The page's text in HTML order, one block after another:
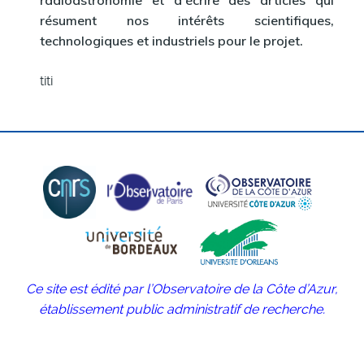
résument nos intérêts scientifiques,
technologiques et industriels pour le projet.
titi
Ce site est édité par l’Observatoire de la Côte d’Azur,
établissement public administratif de recherche.